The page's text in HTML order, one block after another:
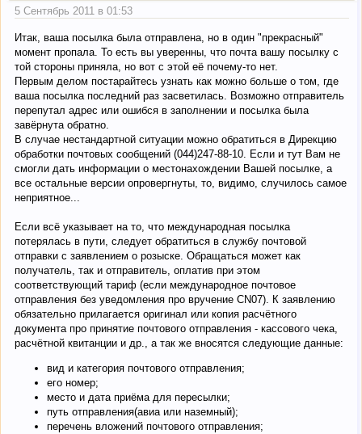
5 Сентябрь 2011 в 01:53
Итак, ваша посылка была отправлена, но в один "прекрасный"
момент пропала. То есть вы уверенны, что почта вашу посылку с
той стороны приняла, но вот с этой её почему-то нет.
Первым делом постарайтесь узнать как можно больше о том, где
ваша посылка последний раз засветилась. Возможно отправитель
перепутал адрес или ошибся в заполнении и посылка была
завёрнута обратно.
В случае нестандартной ситуации можно обратиться в Дирекцию
обработки почтовых сообщений (044)247-88-10. Если и тут Вам не
смогли дать информации о местонахождении Вашей посылке, а
все остальные версии опровергнуты, то, видимо, случилось самое
неприятное...
Если всё указывает на то, что международная посылка
потерялась в пути, следует обратиться в службу почтовой
отправки с заявлением о розыске. Обращаться может как
получатель, так и отправитель, оплатив при этом
соответствующий тариф (если международное почтовое
отправления без уведомления про вручение CN07). К заявлению
обязательно прилагается оригинал или копия расчётного
документа про принятие почтового отправления - кассового чека,
расчётной квитанции и др., а так же вносятся следующие данные:
вид и категория почтового отправления;
его номер;
место и дата приёма для пересылки;
путь отправления(авиа или наземный);
перечень вложений почтового отправления;